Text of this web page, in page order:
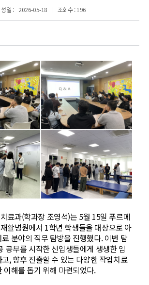
일 : 2026-05-18 조회수 : 196
료과(학과장 조영석)는 5월 15일 푸르메
활병원에서 1학년 학생들을 대상으로 아
료 분야의 직무 탐방을 진행했다. 이번 탐
공부를 시작한 신입생들에게 생생한 임
, 향후 진출할 수 있는 다양한 작업치료
이해를 돕기 위해 마련되었다.